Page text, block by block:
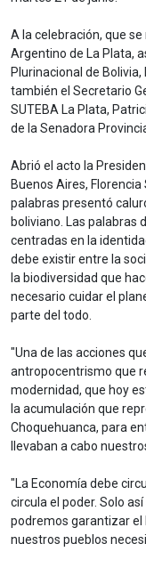
A la celebración, que
Argentino de La Plata,
Plurinacional de
también el Secretario
SUTEBA La Plata,
de la Senadora
Abrió el acto la
Buenos Aires,
palabras presentó
boliviano. Las palabras
centradas en la
debe existir entre la
la biodiversidad que
necesario cuidar el
parte del todo.
"Una de las acciones
antropocentrismo que
modernidad, que hoy
la acumulación que
Choquehuanca, para
llevaban a cabo
"La Economía debe
circula el poder. Solo
podremos garantizar el
nuestros pueblos